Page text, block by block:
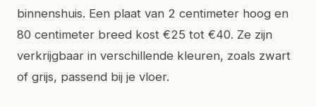
binnenshuis. Een plaat van 2 centimeter hoog en
80 centimeter breed kost €25 tot €40. Ze zijn
verkrijgbaar in verschillende kleuren, zoals zwart
of grijs, passend bij je vloer.